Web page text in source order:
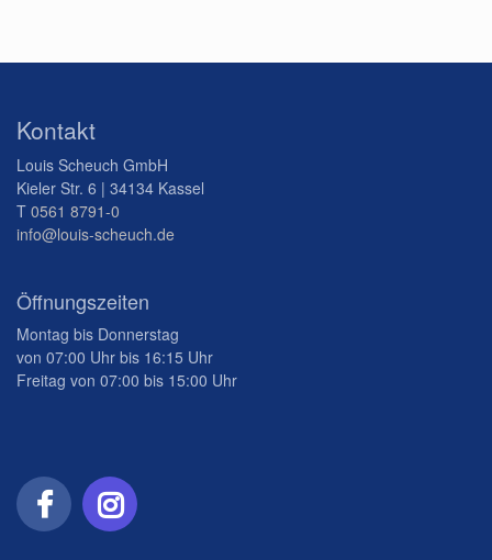
Kontakt
Louis Scheuch GmbH
Kieler Str. 6 | 34134 Kassel
T 0561 8791-0
info@louis-scheuch.de
Öffnungszeiten
Montag bis Donnerstag
von 07:00 Uhr bis 16:15 Uhr
Freitag von 07:00 bis 15:00 Uhr